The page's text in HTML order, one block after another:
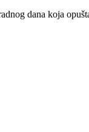
dana koja